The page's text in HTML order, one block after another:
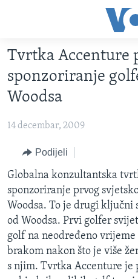
glavni
sadržaj
Pređi
na
glavnu
pretragu
VIDEO
VIJESTI
SJEDINJENE AMERIČKE
BOSNA I HERCEGOVINA
SVIJET
NAUKA I TEHNOLOGIJA
SPECIJALNI PROJEKTI
KORUPCIJA
SLOBODA MEDIJA
ŽENSKA STRANA
IZBJEGLIČKA STRANA
Tvrtka Accenture
sponzoriranje
Woodsa
14 decembar, 2009
Podijeli
Globalna konzultantska
sponzoriranje prvog
Woodsa. To je drugi ključni
od Woodsa. Prvi golfer
golf na neodređeno
brakom nakon što je više
s njim. Tvrtka Accenture je